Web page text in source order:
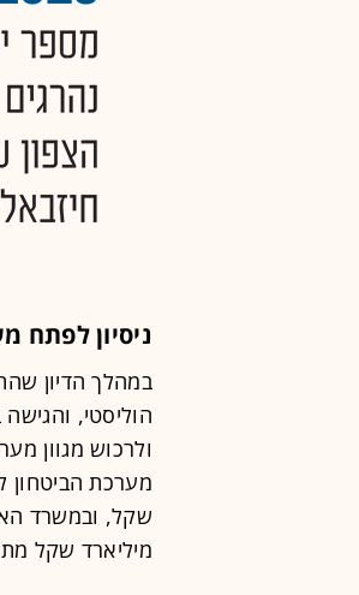
ניסיון לפתח
במהלך הדיון
הוליסטי,
ולרכוש מגוון
מיליארד שקל